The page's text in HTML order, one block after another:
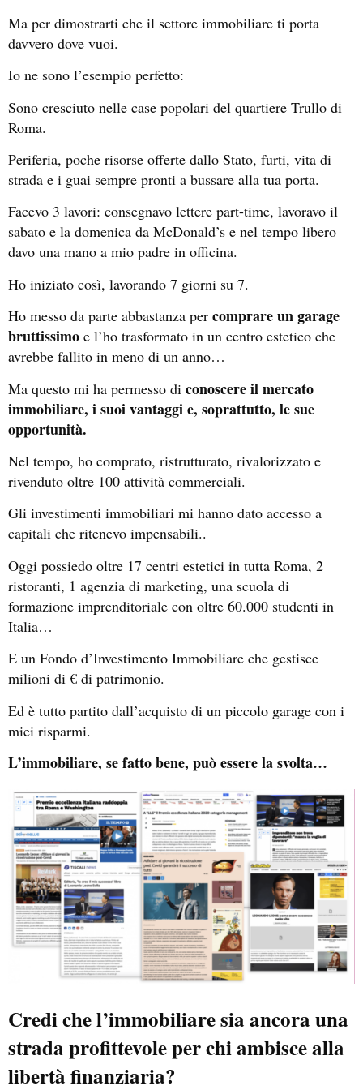
Ma per dimostrarti che il settore immobiliare ti porta
davvero dove vuoi.
Io ne sono l’esempio perfetto:
Sono cresciuto nelle case popolari del quartiere Trullo di
Roma.
Periferia, poche risorse offerte dallo Stato, furti, vita di
strada e i guai sempre pronti a bussare alla tua porta.
Facevo 3 lavori: consegnavo lettere part-time, lavoravo il
sabato e la domenica da McDonald’s e nel tempo libero
davo una mano a mio padre in officina.
Ho iniziato così, lavorando 7 giorni su 7.
Ho messo da parte abbastanza per comprare un garage
bruttissimo e l’ho trasformato in un centro estetico che
avrebbe fallito in meno di un anno…
Ma questo mi ha permesso di conoscere il mercato
immobiliare, i suoi vantaggi e, soprattutto, le sue
opportunità.
Nel tempo, ho comprato, ristrutturato, rivalorizzato e
rivenduto oltre 100 attività commerciali.
Gli investimenti immobiliari mi hanno dato accesso a
capitali che ritenevo impensabili..
Oggi possiedo oltre 17 centri estetici in tutta Roma, 2
ristoranti, 1 agenzia di marketing, una scuola di
formazione imprenditoriale con oltre 60.000 studenti in
Italia…
E un Fondo d’Investimento Immobiliare che gestisce
milioni di € di patrimonio.
Ed è tutto partito dall’acquisto di un piccolo garage con i
miei risparmi.
L’immobiliare, se fatto bene, può essere la svolta…
Credi che l’immobiliare sia ancora una
strada profittevole per chi ambisce alla
libertà finanziaria?